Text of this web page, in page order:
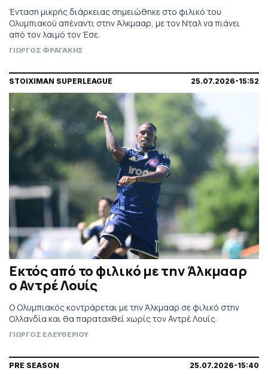
Ένταση μικρής διάρκειας σημειώθηκε στο φιλικό του
Ολυμπιακού απέναντι στην Άλκμααρ, με τον Νταλ να πιάνει
από τον λαιμό τον Έσε.
ΓΙΩΡΓΟΣ ΦΡΑΓΑΚΗΣ
STOIXIMAN SUPERLEAGUE 25.07.2026-15:52
Εκτός από το φιλικό με την Άλκμααρ
ο Αντρέ Λουίς
Ο Ολυμπιακός κοντράρεται με την Άλκμααρ σε φιλικό στην
Ολλανδία και θα παραταχθεί χωρίς τον Αντρέ Λουίς.
ΓΙΩΡΓΟΣ ΕΛΕΥΘΕΡΙΟΥ
PRE SEASON 25.07.2026-15:40